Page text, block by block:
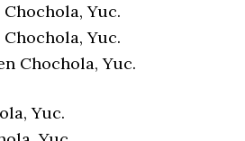
Yuc.
Yuc.
Chochola, Yuc.
Yuc.